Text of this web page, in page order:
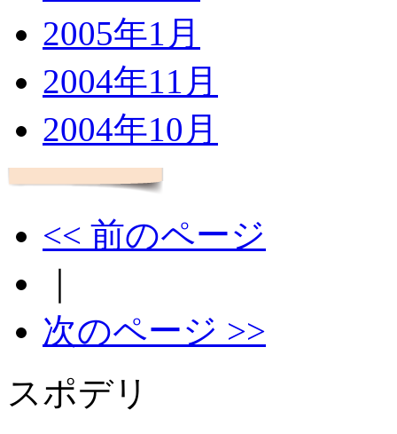
2005年1月
2004年11月
2004年10月
<< 前のページ
次のページ >>
スポデリ